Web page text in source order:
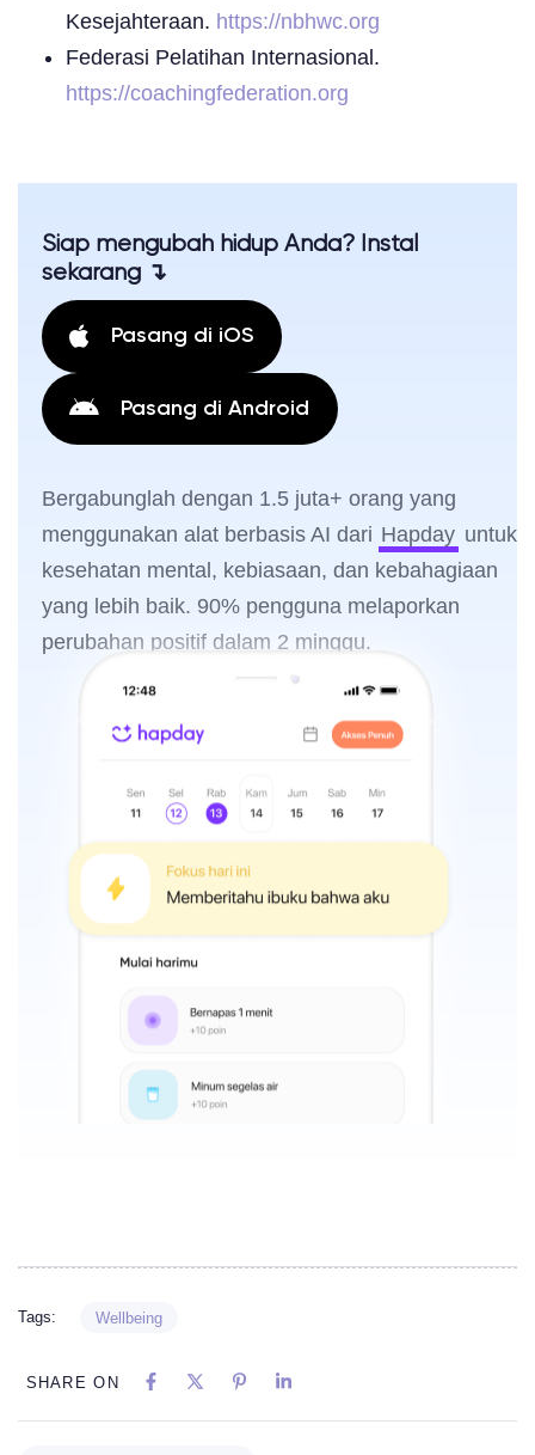
Kesejahteraan. https://nbhwc.org
Federasi Pelatihan Internasional.
https://coachingfederation.org
Siap mengubah hidup Anda? Instal
sekarang ↴
Pasang di iOS
Pasang di Android
Bergabunglah dengan 1.5 juta+ orang yang
menggunakan alat berbasis AI dari Hapday untuk
kesehatan mental, kebiasaan, dan kebahagiaan
yang lebih baik. 90% pengguna melaporkan
perubahan positif dalam 2 minggu.
Tags: Wellbeing
SHARE ON